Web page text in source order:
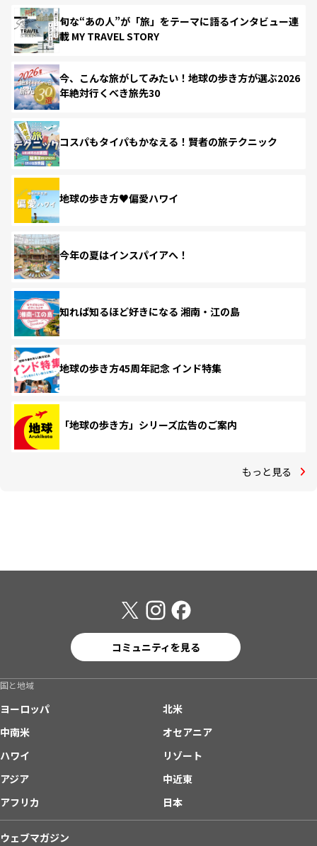
旬な“あの人”が「旅」をテーマに語るインタビュー連
載 MY TRAVEL STORY
今、こんな旅がしてみたい！地球の歩き方が選ぶ2026
年絶対行くべき旅先30
コスパもタイパもかなえる！賢者の旅テクニック
地球の歩き方♥偏愛ハワイ
今年の夏はインスパイアへ！
知れば知るほど好きになる 湘南・江の島
地球の歩き方45周年記念 インド特集
「地球の歩き方」シリーズ広告のご案内
もっと見る
コミュニティを見る
国と地域
ヨーロッパ
北米
中南米
オセアニア
ハワイ
リゾート
アジア
中近東
アフリカ
日本
ウェブマガジン